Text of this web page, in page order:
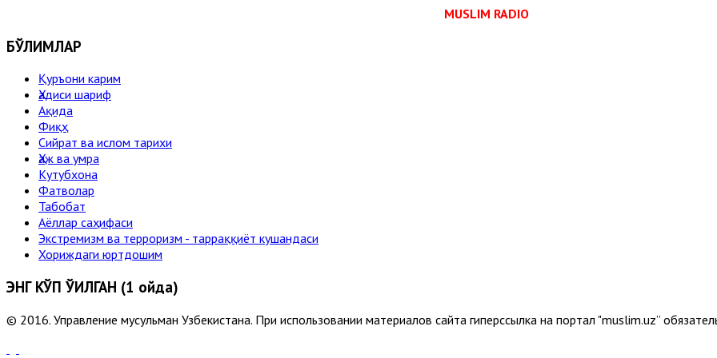
MUSLIM RADIO
БЎЛИМЛАР
Қуръони карим
Ҳадиси шариф
Ақида
Фиқҳ
Сийрат ва ислом тарихи
Ҳаж ва умра
Кутубхона
Фатволар
Табобат
Аёллар саҳифаси
Экстремизм ва терроризм - тарраққиёт кушандаси
Хориждаги юртдошим
ЭНГ КЎП ЎҚИЛГАН (1 ойда)
© 2016. Управление мусульман Узбекистана. При использовании материалов сайта гиперссылка на портал "muslim.uz”